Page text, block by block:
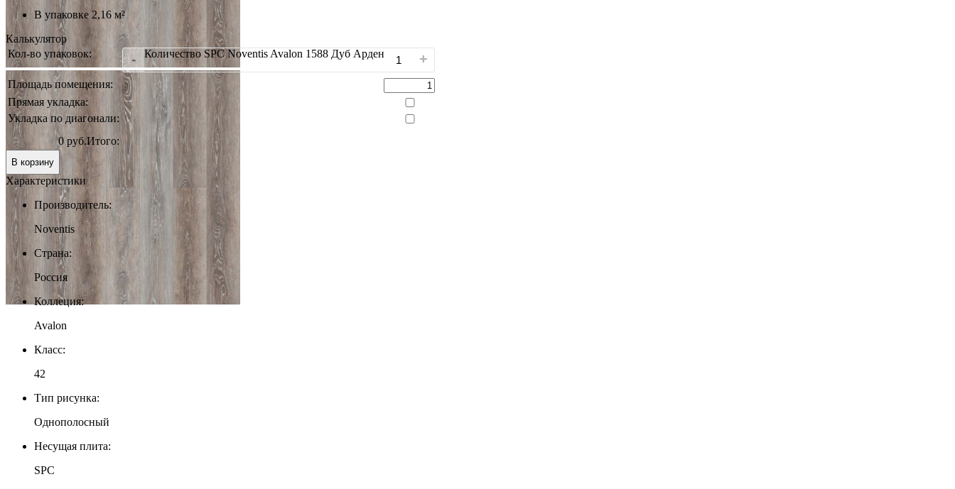
В упаковке 2,16 м²
Калькулятор
Кол-во упаковок:
- Количество SPC Noventis Avalon 1588 Дуб Арден +
Площадь помещения:
Прямая укладка:
Укладка по диагонали:
Итого:
0 руб.
В корзину
Характеристики
Производитель:
Noventis
Страна:
Россия
Коллеция:
Avalon
Класс:
42
Тип рисунка:
Однополосный
Несущая плита:
SPC